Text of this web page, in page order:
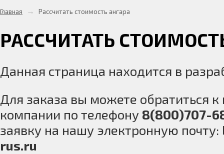
Главная → Рассчитать стоимость ангара
РАССЧИТАТЬ
Данная страница находится в
Для заказа вы можете обратиться
компании по телефону 8(800)707-
заявку на нашу электронную почту:
rus.ru